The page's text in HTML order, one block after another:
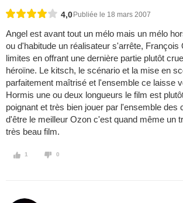
4,0 Publiée le 18 mars 2007
Angel est avant tout un mélo mais un mélo
ou d'habitude un réalisateur s'arrête, François
limites en offrant une dernière partie plutôt
héroïne. Le kitsch, le scénario et la mise en
parfaitement maîtrisé et l'ensemble ce laisse
Hormis une ou deux longueurs le film est
poignant et très bien jouer par l'ensemble des
d'être le meilleur Ozon c'est quand même un
très beau film.
1 0